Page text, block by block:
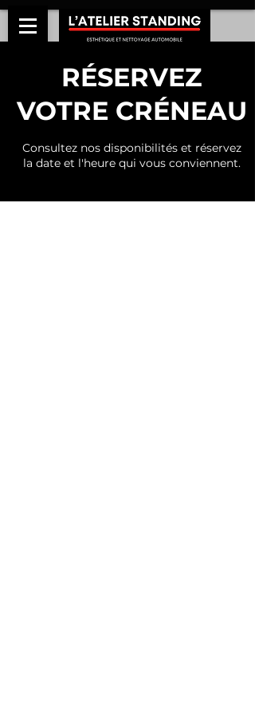
RÉSERVEZ
VOTRE CRÉNEAU
Consultez nos disponibilités et réservez
la date et l'heure qui vous conviennent.